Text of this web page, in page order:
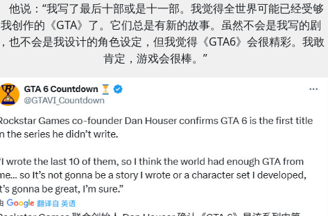
他说：“我写了最后十部或是十一部。我觉得全世界可能已经受够
创作的《GTA》了。它们总是有新的故事。虽然不会是我写的剧
也不会是我设计的角色设定，但我觉得《GTA6》会很精彩。我敢
肯定，游戏会很棒。”